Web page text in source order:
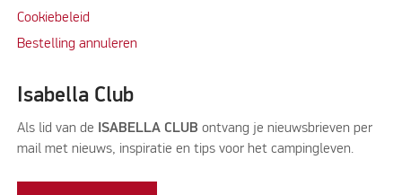
Cookiebeleid
Bestelling annuleren
Isabella Club
Als lid van de ISABELLA CLUB ontvang je nieuwsbrieven per
mail met nieuws, inspiratie en tips voor het campingleven.